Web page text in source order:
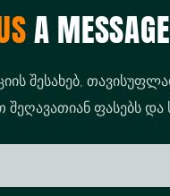
A MESSAGE
შესახებ,
ფასებს და